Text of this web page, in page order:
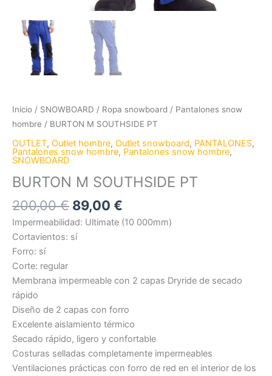
Inicio / SNOWBOARD / Ropa snowboard / Pantalones snow
hombre / BURTON M SOUTHSIDE PT
OUTLET, Outlet hombre, Outlet snowboard, PANTALONES,
Pantalones snow hombre, Pantalones snow hombre,
SNOWBOARD
BURTON M SOUTHSIDE PT
200,00€ 89,00 €
Impermeabilidad: Ultimate (10 000mm)
Cortavientos: sí
Forro: sí
Corte: regular
Membrana impermeable con 2 capas Dryride de secado
rápido
Diseño de 2 capas con forro
Excelente aislamiento térmico
Secado rápido, ligero y confortable
Costuras selladas completamente impermeables
Ventilaciones prácticas con forro de red en el interior de los